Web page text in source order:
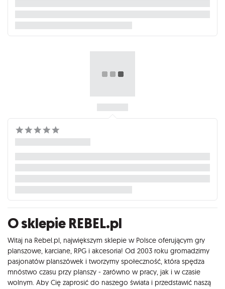
O sklepie REBEL.pl
Witaj na Rebel.pl, największym sklepie w Polsce oferującym gry
planszowe, karciane, RPG i akcesoria! Od 2003 roku gromadzimy
pasjonatów planszówek i tworzymy społeczność, która spędza
mnóstwo czasu przy planszy - zarówno w pracy, jak i w czasie
wolnym. Aby Cię zaprosić do naszego świata i przedstawić naszą